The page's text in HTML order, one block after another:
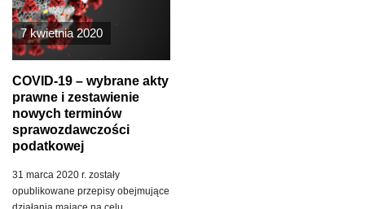
7 kwietnia 2020
COVID-19 – wybrane akty
prawne i zestawienie
nowych terminów
sprawozdawczości
podatkowej
31 marca 2020 r. zostały
opublikowane przepisy obejmujące